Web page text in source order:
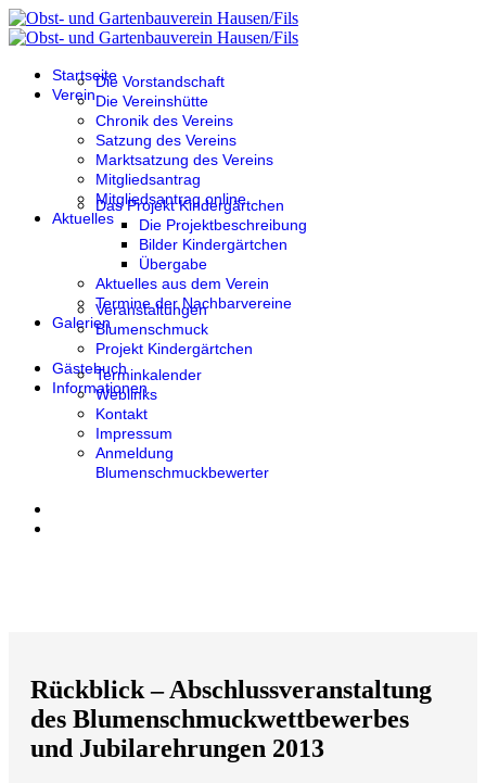
Startseite
Verein
Die Vorstandschaft
Die Vereinshütte
Chronik des Vereins
Satzung des Vereins
Marktsatzung des Vereins
Mitgliedsantrag
Mitgliedsantrag online
Aktuelles
Das Projekt Kindergärtchen
Die Projektbeschreibung
Bilder Kindergärtchen
Übergabe
Aktuelles aus dem Verein
Termine der Nachbarvereine
Galerien
Veranstaltungen
Blumenschmuck
Projekt Kindergärtchen
Gästebuch
Informationen
Terminkalender
Weblinks
Kontakt
Impressum
Anmeldung
Blumenschmuckbewerter
Rückblick – Abschlussveranstaltung
des Blumenschmuckwettbewerbes
und Jubilarehrungen 2013